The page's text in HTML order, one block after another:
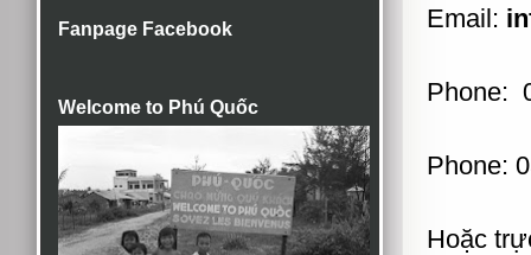
Fanpage Facebook
Welcome to Phú Quốc
Email:
Phone:
Phone:
Hoặc